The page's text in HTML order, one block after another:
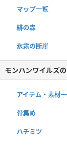
マップ一覧
緋の森
氷霧の断崖
モンハンワイルズ
アイテム・素材
骨集め
ハチミツ